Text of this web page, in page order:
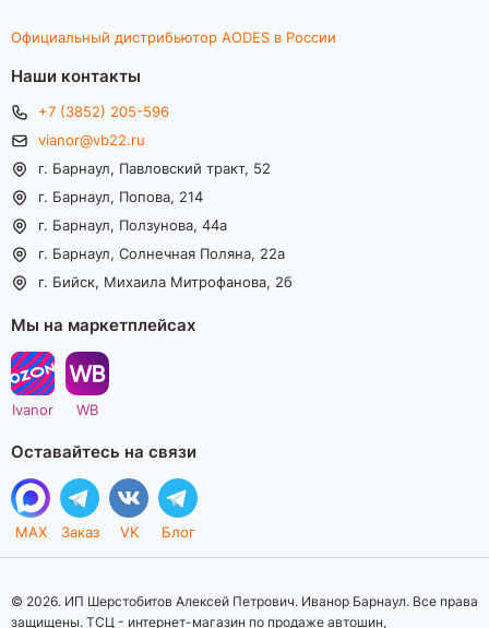
Официальный дистрибьютор AODES в России
Наши контакты
+7 (3852) 205-596
vianor@vb22.ru
г. Барнаул, Павловский тракт, 52
г. Барнаул, Попова, 214
г. Барнаул, Ползунова, 44а
г. Барнаул, Солнечная Поляна, 22а
г. Бийск, Михаила Митрофанова, 2б
Мы на маркетплейсах
Ivanor WB
Оставайтесь на связи
MAX Заказ VK Блог
© 2026. ИП Шерстобитов Алексей Петрович. Иванор Барнаул. Все права
защищены. ТСЦ - интернет-магазин по продаже автошин,